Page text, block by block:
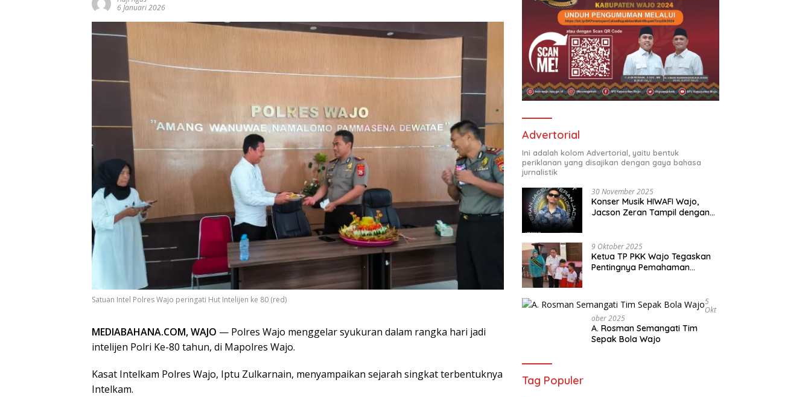
6 Januari 2026
Satuan Intel Polres Wajo peringati Hut Intelijen ke 80 (red)
MEDIABAHANA.COM, WAJO — Polres Wajo menggelar syukuran dalam rangka hari jadi
intelijen Polri Ke-80 tahun, di Mapolres Wajo.
Kasat Intelkam Polres Wajo, Iptu Zulkarnain, menyampaikan sejarah singkat terbentuknya
Intelkam.
Advertorial
Ini adalah kolom Advertorial, yaitu bentuk
periklanan yang disajikan dengan gaya bahasa
jurnalistik
30 November 2025
Konser Musik HIWAFI Wajo,
Jacson Zeran Tampil dengan
9 Oktober 2025
Ketua TP PKK Wajo Tegaskan
Pentingnya Pemahaman
5
Okt
Ober 2025
A. Rosman Semangati Tim
Sepak Bola Wajo
Tag Populer